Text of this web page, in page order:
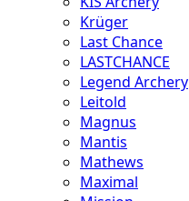
Krüger
Last Chance
LASTCHANCE
Legend Archery
Leitold
Magnus
Mantis
Mathews
Maximal